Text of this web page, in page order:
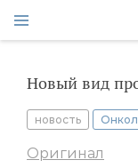
Новый вид
новость
Оригинал